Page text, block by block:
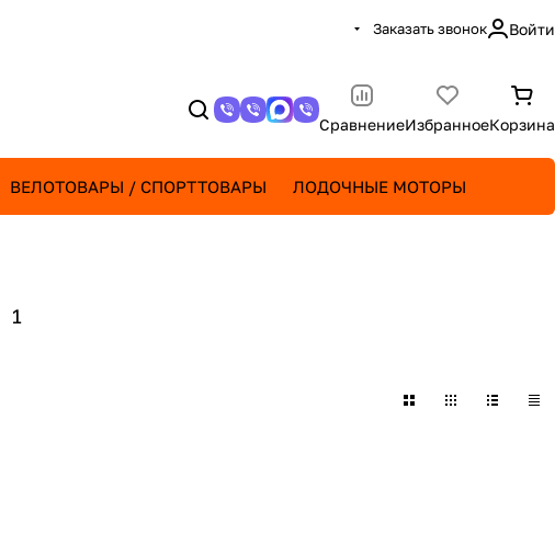
Заказать звонок Войти
СравнениеИзбранноеКорзина
ВЕЛОТОВАРЫ / СПОРТТОВАРЫ ЛОДОЧНЫЕ МОТОРЫ
1